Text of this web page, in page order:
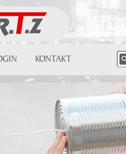
KONTAKT